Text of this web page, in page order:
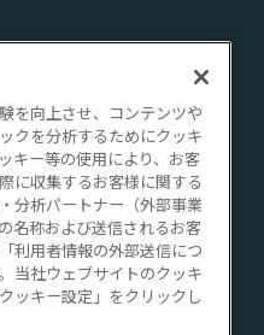
FAQ ご購入方法/料金
り扱いについて
を向上させ、コンテンツや
クを分析するためにクッキ
キー等の使用により、お客
に収集するお客様に関する
分析パートナー（外部事業
名称および送信されるお客
利用者情報の外部送信につ
当社ウェブサイトのクッキ
ッキー設定」をクリックし